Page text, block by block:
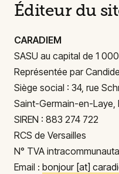
Éditeur du
CARADIEM
SASU au capital de 1
Représentée par
Siège social : 34, rue
Saint-Germain-en-Laye,
SIREN : 883 274 722
RCS de Versailles
N° TVA
Email : bonjour[at]